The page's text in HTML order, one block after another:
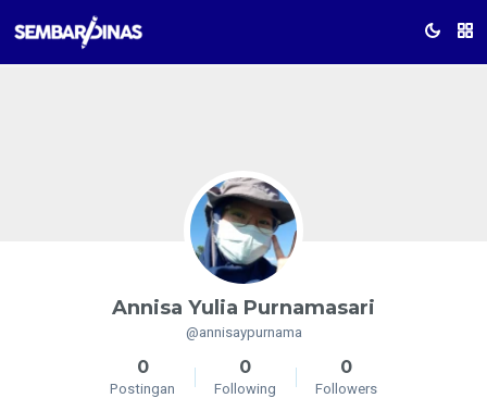
Annisa Yulia Purnamasari
@annisaypurnama
0
Postingan
0
Following
0
Followers